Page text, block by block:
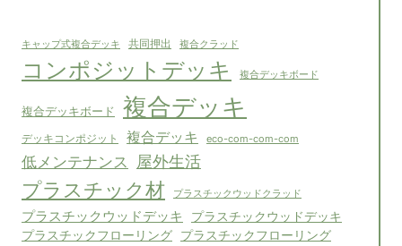
キャップ式複合デッキ 共同押出 複合クラッド
コンポジットデッキ 複合デッキボード
複合デッキボード 複合デッキ
デッキコンポジット 複合デッキ eco-com-com-com
低メンテナンス 屋外生活
プラスチック材 プラスチックウッドクラッド
プラスチックウッドデッキ プラスチックウッドデッキ
プラスチックフローリング プラスチックフローリング